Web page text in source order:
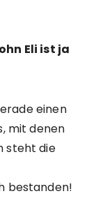
Eli ist ja
einen
mit denen
steht die
bestanden!